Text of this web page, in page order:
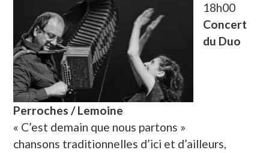
18h00
Concert
du Duo
Perroches / Lemoine
« C’est demain que nous partons »
chansons traditionnelles d’ici et d’ailleurs,